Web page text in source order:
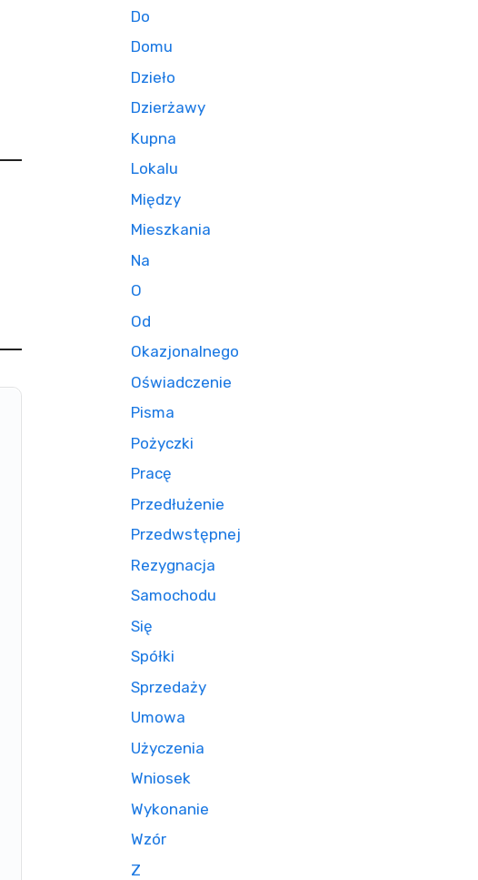
Do
Domu
Dzieło
Dzierżawy
Kupna
Lokalu
Między
Mieszkania
Na
O
Od
Okazjonalnego
Oświadczenie
Pisma
Pożyczki
Pracę
Przedłużenie
Przedwstępnej
Rezygnacja
Samochodu
Się
Spółki
Sprzedaży
Umowa
Użyczenia
Wniosek
Wykonanie
Wzór
Z